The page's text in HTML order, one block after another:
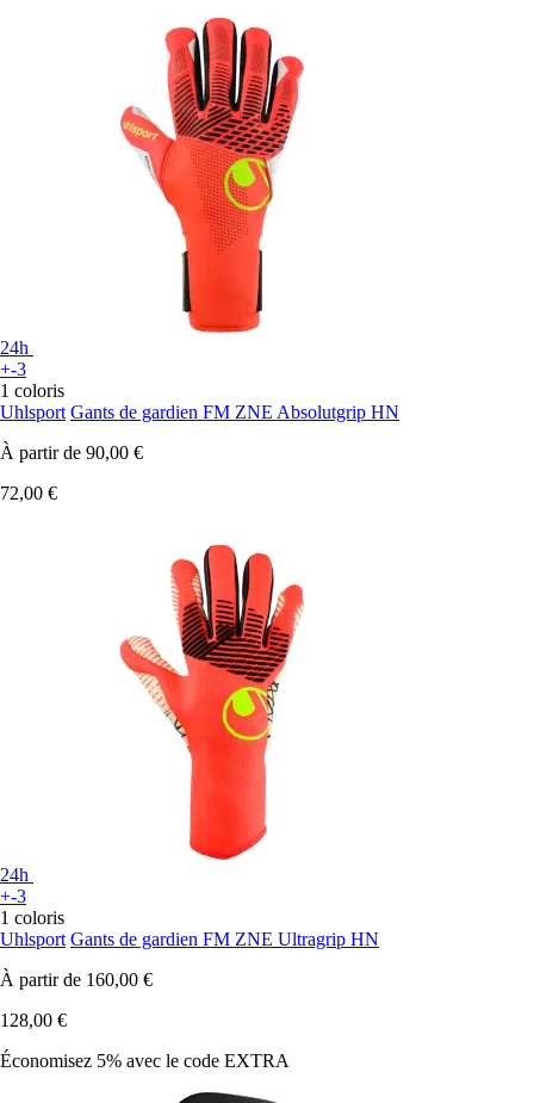
24h
+-3
1 coloris
Uhlsport Gants de gardien FM ZNE Absolutgrip HN
À partir de 90,00 €
72,00 €
24h
+-3
1 coloris
Uhlsport Gants de gardien FM ZNE Ultragrip HN
À partir de 160,00 €
128,00 €
Économisez 5% avec le code EXTRA